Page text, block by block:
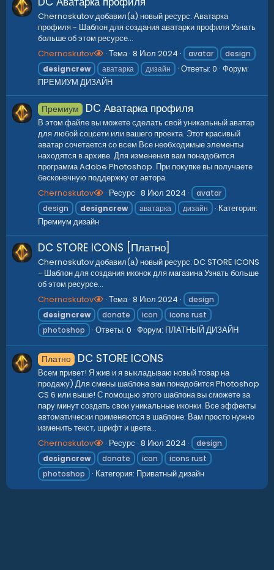
Chernoskutov добавил(а) новый ресурс: Аватарка
профиля - Шаблон для создания аватарки профиля Узнать
больше об этом ресурсе...
Chernoskutov
Тема 8 Июл 2024 avatar
design
designcrew
аватарка дизайн Ответы: 0 Форум:
ПРЕМИУМ ДИЗАЙН
Премиум DC Аватарка профиля
В этом файле вы можете сделать свой уникальный аватар
для любой соцсети или вашего проекта. Этот красивый
аватар сочетается со всем Все необходимые элементы
находятся в архиве. Для изменения вам понадобится
программа Adobe Photoshop. При покупке вы получаете
бесконечную поддержку от автора.
Chernoskutov
Ресурс 8 Июл 2024
avatar
design
designcrew аватарка дизайн
Категория:
Премиум дизайн
DC STORE ICONS [Платно]
Chernoskutov добавил(а) новый ресурс: DC STORE ICONS
- Шаблон для создания иконок для магазина Узнать больше
об этом ресурсе...
Chernoskutov
Тема 8 Июл 2024
design
designcrew
donate icon
icons rust
photoshop
Ответы: 0 Форум: ПЛАТНЫЙ ДИЗАЙН
Платно DC STORE ICONS
Всем привет! Я жив и я выкладываю новый товар на
продажу) Для смены шаблона вам понадобится Photoshop
CS 6 или выше! С помощью этого шаблона вы сможете за
пару минут создать свои уникальные иконки. Все эффекты
автоматически применяются в шаблоне. Вам просто нужно
изменить текст, шрифт и цвета...
Chernoskutov
Ресурс 8 Июл 2024
design
designcrew
donate icon
icons rust
photoshop
Категория: Приватный дизайн